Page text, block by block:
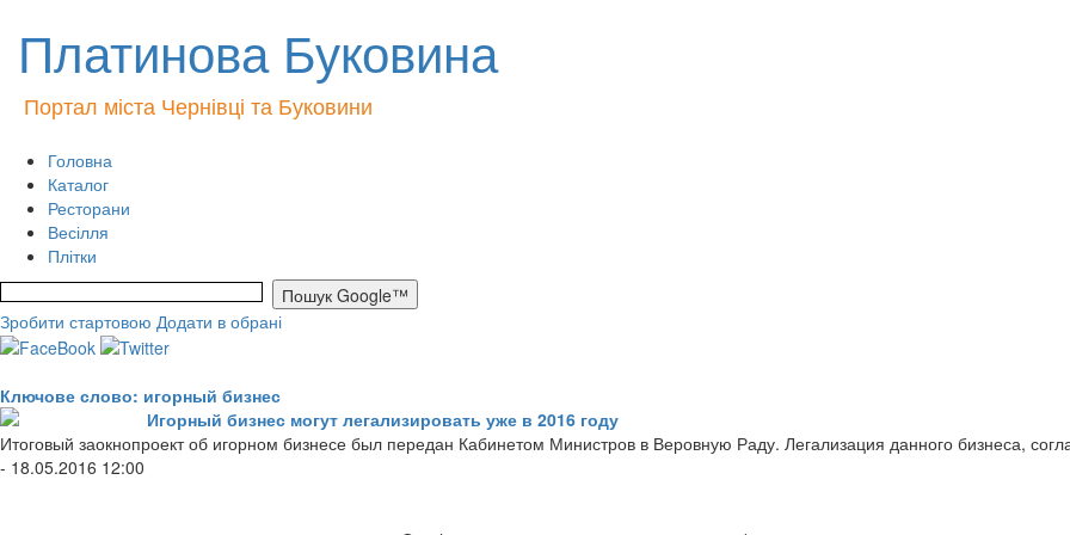
Платинова Буковина
Портал міста Чернівці та Буковини
Головна
Каталог
Ресторани
Весілля
Плітки
Зробити стартовою Додати в обрані
Ключове слово: игорный бизнес
Игорный бизнес могут легализировать уже в 2016 году
Итоговый заокнопроект об игорном бизнесе был передан Кабинетом Министров в Веровную Раду. Легализация данного бизнеса,
- 18.05.2016 12:00